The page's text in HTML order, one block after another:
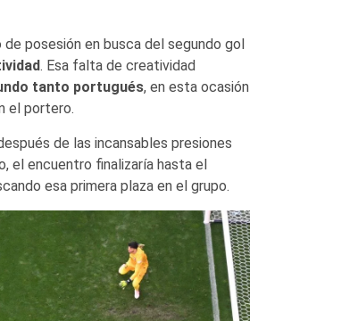
posesión en busca del segundo gol
. Esa falta de creatividad
tanto portugués, en esta ocasión
el portero.
de las incansables presiones
el encuentro finalizaría hasta el
esa primera plaza en el grupo.